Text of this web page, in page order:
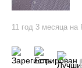
11 год 3 месяца на